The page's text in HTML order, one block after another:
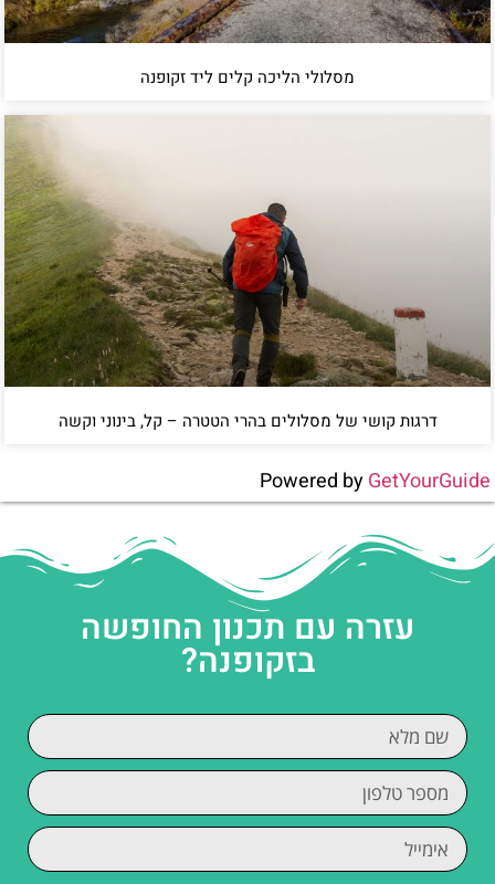
מסלולי הליכה קלים ליד זקופנה
דרגות קושי של מסלולים בהרי הטטרה – קל, בינוני וקשה
Powered byGetYourGuide
עזרה עם תכנון החופשה
בזקופנה?